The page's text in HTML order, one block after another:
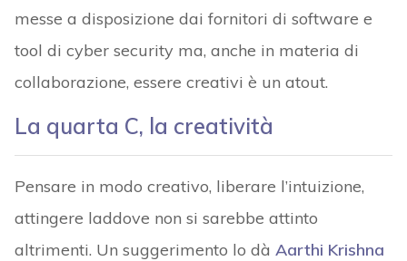
messe a disposizione dai fornitori di software e
tool di cyber security ma, anche in materia di
collaborazione, essere creativi è un atout.
La quarta C, la creatività
Pensare in modo creativo, liberare l’intuizione,
attingere laddove non si sarebbe attinto
altrimenti. Un suggerimento lo dà Aarthi Krishna